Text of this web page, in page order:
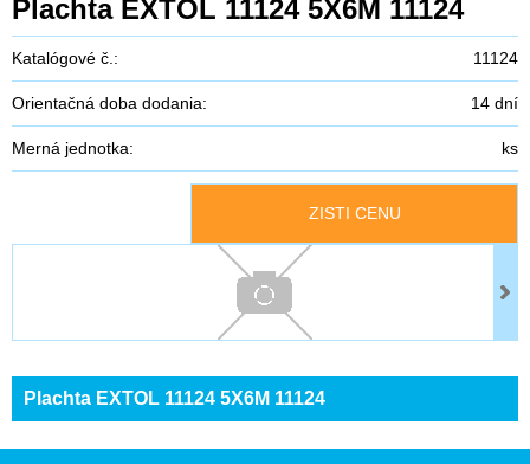
Plachta EXTOL 11124 5X6M 11124
Katalógové č.: 11124
Orientačná doba dodania: 14 dní
Merná jednotka: ks
ZISTI CENU
Plachta EXTOL 11124 5X6M 11124